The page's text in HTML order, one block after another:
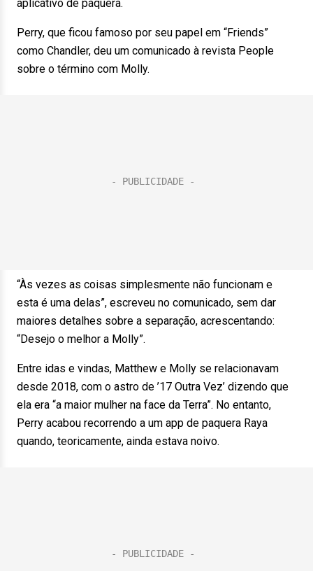
aplicativo de paquera.
Perry, que ficou famoso por seu papel em “Friends”
como Chandler, deu um comunicado à revista People
sobre o término com Molly.
“Às vezes as coisas simplesmente não funcionam e
esta é uma delas”, escreveu no comunicado, sem dar
maiores detalhes sobre a separação, acrescentando:
“Desejo o melhor a Molly”.
Entre idas e vindas, Matthew e Molly se relacionavam
desde 2018, com o astro de ’17 Outra Vez’ dizendo que
ela era “a maior mulher na face da Terra”. No entanto,
Perry acabou recorrendo a um app de paquera Raya
quando, teoricamente, ainda estava noivo.